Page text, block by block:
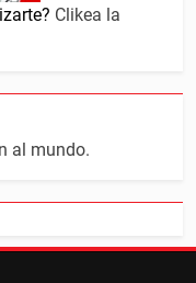
Clikea la
al mundo.